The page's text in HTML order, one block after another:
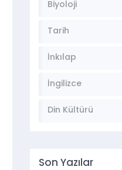
Biyoloji
Tarih
İnkılap
İngilizce
Din Kültürü
Son Yazılar